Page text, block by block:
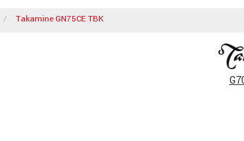
Takamine GN75CE TBK